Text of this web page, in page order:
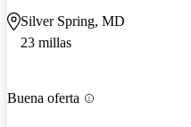
Silver Spring, MD
23 millas
Buena oferta